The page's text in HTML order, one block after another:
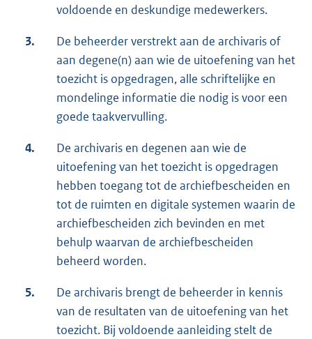
voldoende en deskundige medewerkers.
3.
De beheerder verstrekt aan de archivaris of
aan degene(n) aan wie de uitoefening van het
toezicht is opgedragen, alle schriftelijke en
mondelinge informatie die nodig is voor een
goede taakvervulling.
4.
De archivaris en degenen aan wie de
uitoefening van het toezicht is opgedragen
hebben toegang tot de archiefbescheiden en
tot de ruimten en digitale systemen waarin de
archiefbescheiden zich bevinden en met
behulp waarvan de archiefbescheiden
beheerd worden.
5.
De archivaris brengt de beheerder in kennis
van de resultaten van de uitoefening van het
toezicht. Bij voldoende aanleiding stelt de